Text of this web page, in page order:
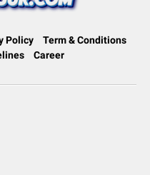
Policy
Term & Conditions
Career